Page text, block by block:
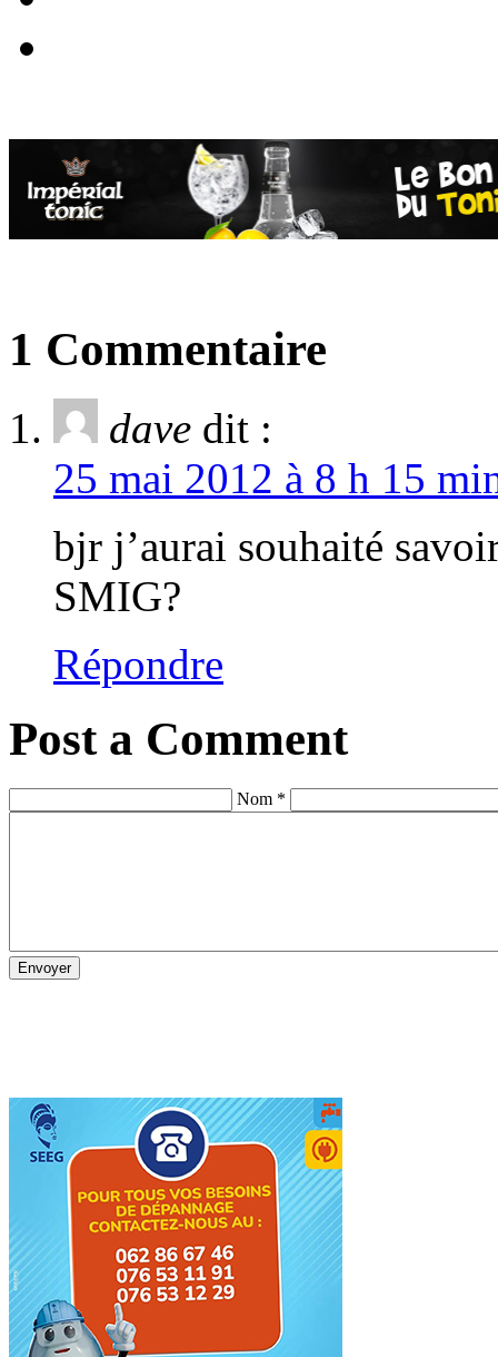
1 Commentaire
dave dit :
25 mai 2012 à 8 h 15
bjr j’aurai souhaité
SMIG?
Répondre
Post a Comment
Nom *